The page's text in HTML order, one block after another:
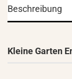
Beschreibung
Kleine Garten